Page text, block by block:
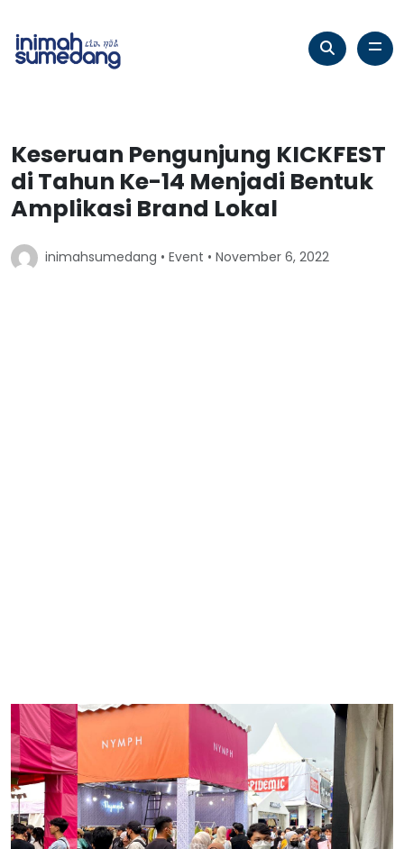
Keseruan Pengunjung KICKFEST
di Tahun Ke-14 Menjadi Bentuk
Amplikasi Brand Lokal
inimahsumedang • Event • November 6, 2022